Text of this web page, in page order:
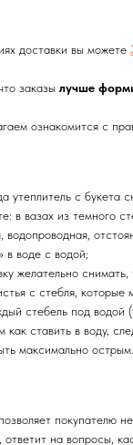
доставки вы можете
заказы лучше
ознакомится с
утеплитель с
в вазах из темного
водопроводная,
в воде с водой;
желательно
с стебля, которые
стебель под
как ставить в воду,
максимально острым.
покупателю
ответит на вопросы,